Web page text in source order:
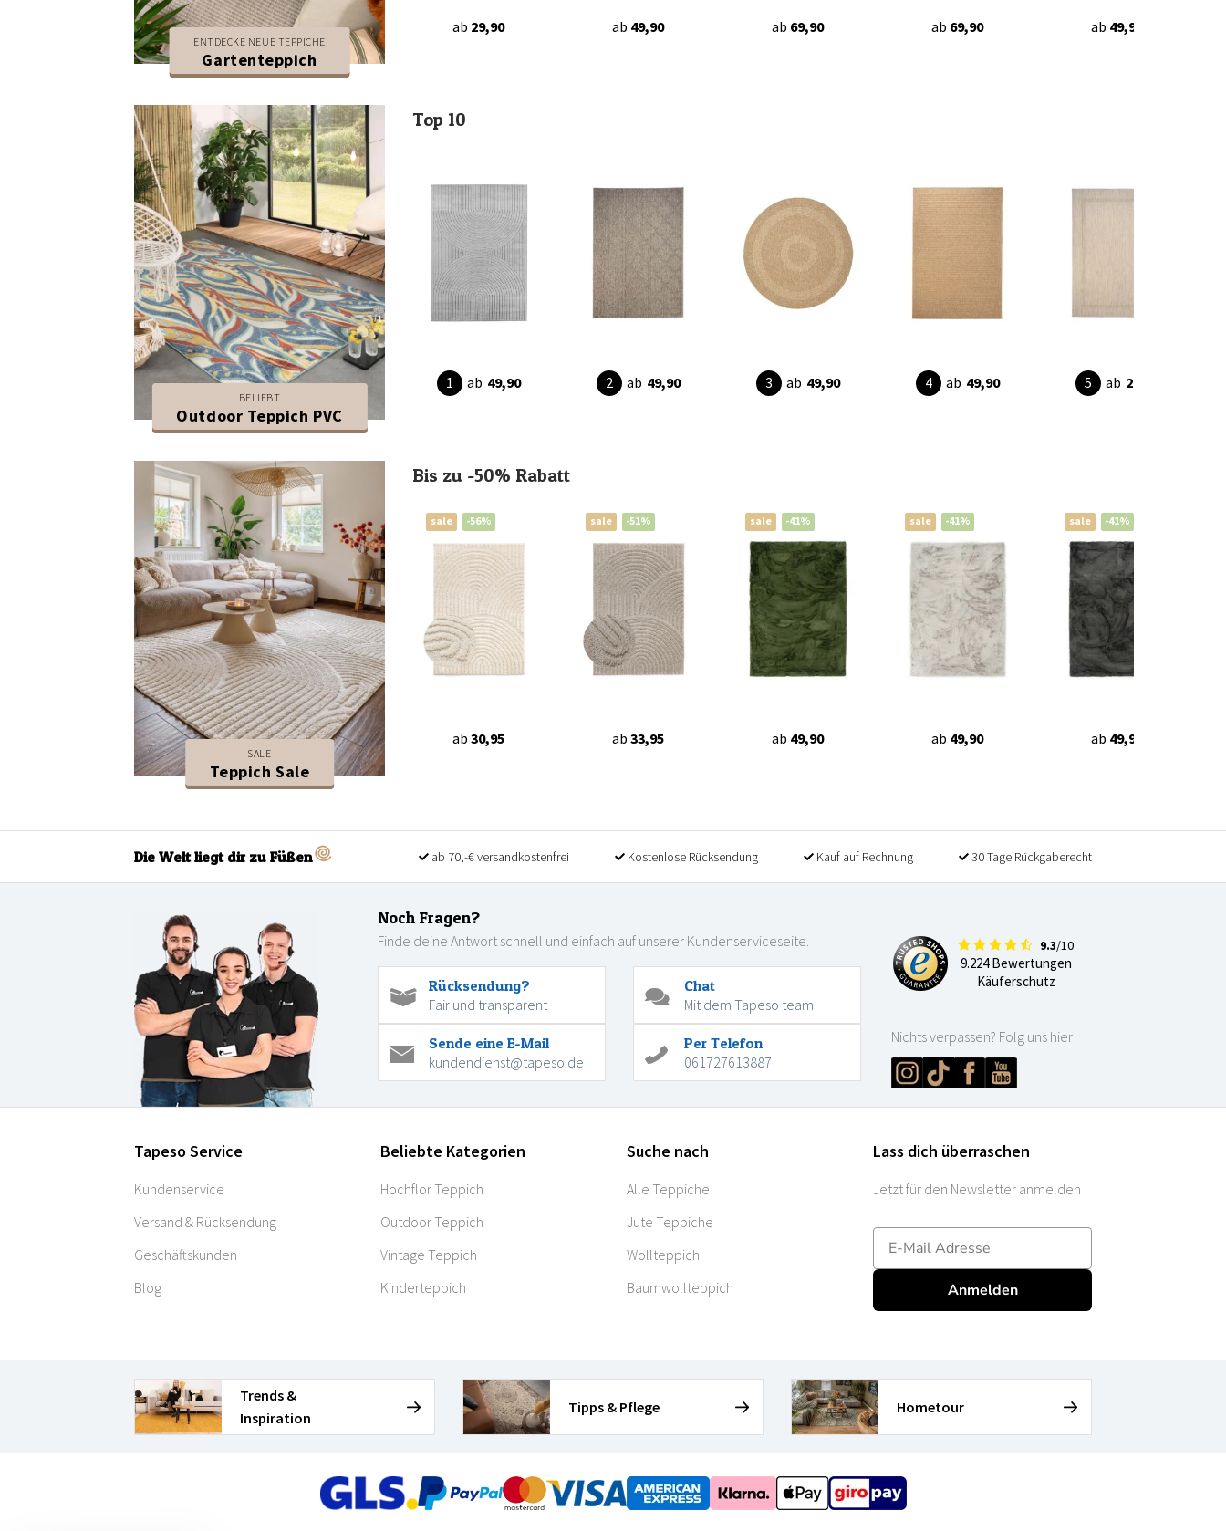
ENTDECKE NEUE TEPPICHE
Gartenteppich
ab 29,90 ab 49,90 ab 69,90 ab 69,90 ab 49,90
BELIEBT
Outdoor Teppich PVC
Top 10
ab 49,90 ab 49,90 ab 49,90 ab 49,90 ab 24,90
SALE
Teppich Sale
Bis zu -50% Rabatt
sale -56%
ab 30,95
sale -51%
ab 33,95
sale -41%
ab 49,90
sale -41%
ab 49,90
sale -41%
ab 49,90
Die Welt liegt dir zu Füßen ab 70,-€ versandkostenfrei Kostenlose Rücksendung Kauf auf Rechnung 30 Tage Rückgaberecht
Noch Fragen?
Finde deine Antwort schnell und einfach auf unserer Kundenserviceseite.
Rücksendung?
Fair und transparent
Chat
Mit dem Tapeso team
Sende eine E-Mail
kundendienst@tapeso.de
Per Telefon
061727613887
9.3/10
9.224 Bewertungen
Käuferschutz
Nichts verpassen? Folg uns hier!
Tapeso Service
Kundenservice
Versand & Rücksendung
Geschäftskunden
Blog
Beliebte Kategorien
Hochflor Teppich
Outdoor Teppich
Vintage Teppich
Kinderteppich
Suche nach
Alle Teppiche
Jute Teppiche
Wollteppich
Baumwollteppich
Lass dich überraschen
Jetzt für den Newsletter anmelden
E-mailadres
Anmelden
Trends &
Inspiration
Tipps & Pflege Hometour